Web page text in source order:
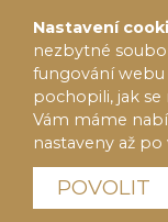
© 2020
Nastavení
nezbytné
fungování webu
pochopili, jak se
Vám máme
nastaveny až
POVOLIT